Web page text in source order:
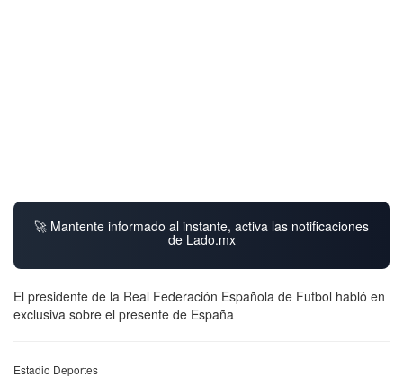
🚀 Mantente informado al instante, activa las notificaciones
de Lado.mx
El presidente de la Real Federación Española de Futbol habló en
exclusiva sobre el presente de España
Estadio Deportes